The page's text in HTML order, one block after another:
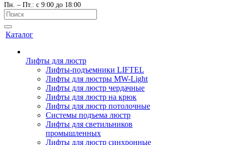
Пн. – Пт.: с 9:00 до 18:00
Каталог
Лифты для люстр
Лифты-подъемники LIFTEL
Лифты для люстры MW-Light
Лифты для люстр чердачные
Лифты для люстр на крюк
Лифты для люстр потолочные
Системы подъема люстр
Лифты для светильников
промышленных
Лифты для люстр синхронные